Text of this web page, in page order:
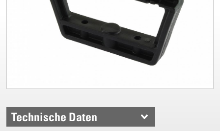
Technische Daten